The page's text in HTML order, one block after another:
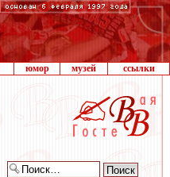
юмор музей ссылки